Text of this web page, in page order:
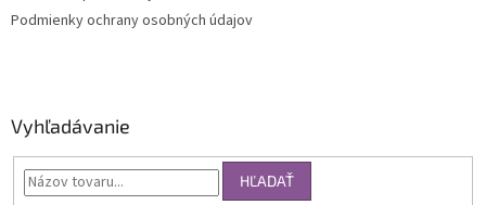
Podmienky ochrany osobných údajov
Vyhľadávanie
HĽADAŤ